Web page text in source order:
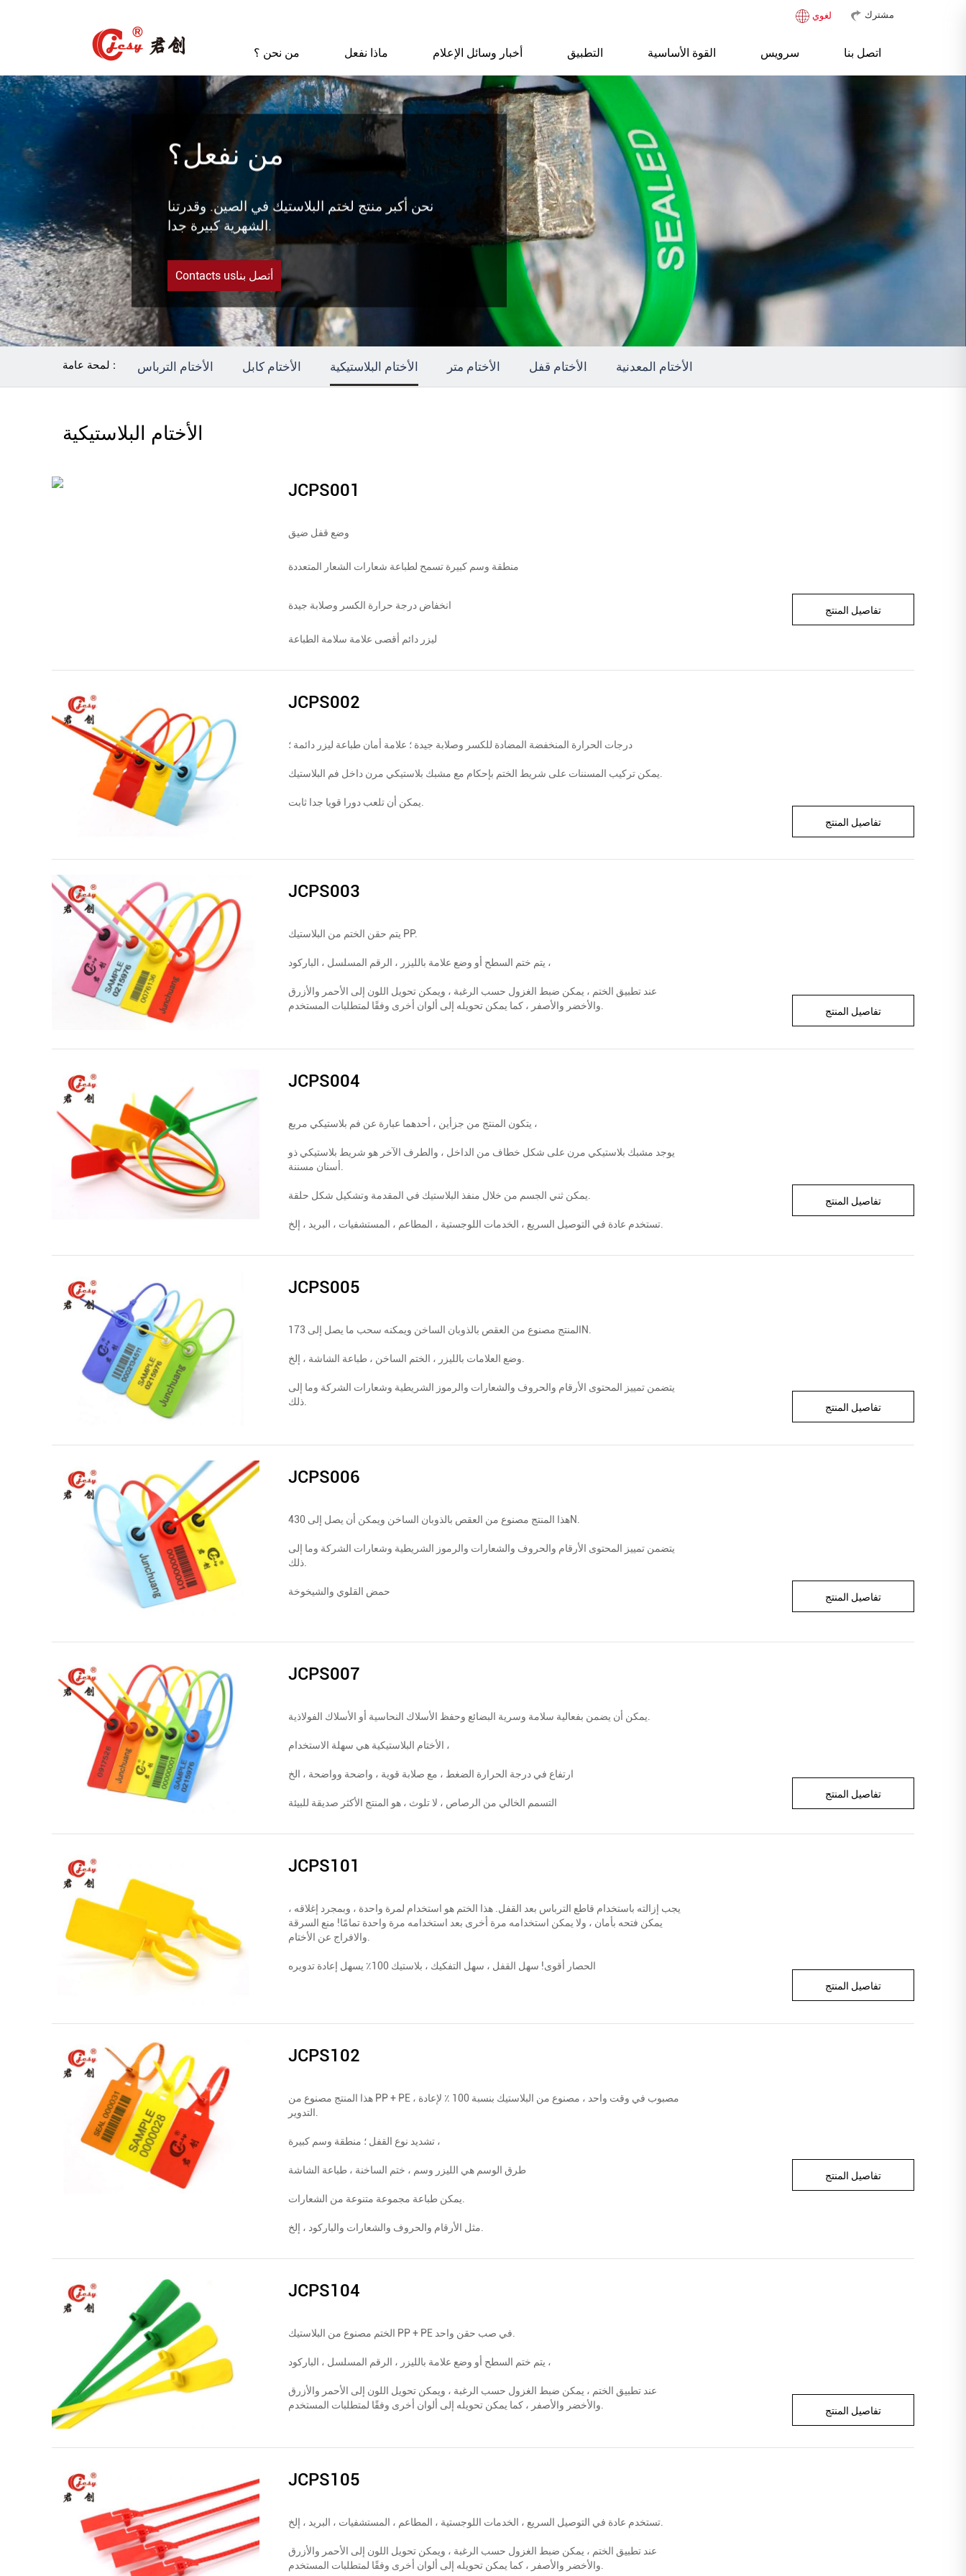
مشترك لغوي
من نحن ؟ ماذا نفعل أخبار وسائل الإعلام التطبيق القوة الأساسية سرویس اتصل بنا
من نفعل؟
نحن أكبر منتج لختم البلاستيك في الصين. وقدرتنا
الشهرية كبيرة جدا.
Contacts usأتصل بنا
لمحة عامة : الأختام الترباس الأختام كابل الأختام البلاستيكية الأختام متر الأختام قفل الأختام المعدنية
الأختام البلاستيكية
JCPS001
وضع قفل ضيق
منطقة وسم كبيرة تسمح لطباعة شعارات الشعار المتعددة
انخفاض درجة حرارة الكسر وصلابة جيدة
ليزر دائم أقصى علامة سلامة الطباعة
تفاصيل المنتج
JCPS002
درجات الحرارة المنخفضة المضادة للكسر وصلابة جيدة ؛ علامة أمان طباعة ليزر دائمة ؛
تفاصيل المنتج
JCPS003
يتم حقن الختم من البلاستيك PP.
يتم ختم السطح أو وضع علامة بالليزر ، الرقم المسلسل ، الباركود ،
عند تطبيق الختم ، يمكن ضبط الغزول حسب الرغبة ، ويمكن تحويل اللون إلى الأحمر والأزرق
والأخضر والأصفر ، كما يمكن تحويله إلى ألوان أخرى وفقًا لمتطلبات المستخدم.
تفاصيل المنتج
JCPS004
يتكون المنتج من جزأين ، أحدهما عبارة عن فم بلاستيكي مربع ،
يوجد مشبك بلاستيكي مرن على شكل خطاف من الداخل ، والطرف الآخر هو شريط بلاستيكي ذو
تفاصيل المنتج
JCPS005
المنتج مصنوع من العقص بالذوبان الساخن ويمكنه سحب ما يصل إلى 173N.
يتضمن تمييز المحتوى الأرقام والحروف والشعارات والرموز الشريطية وشعارات الشركة وما إلى
تفاصيل المنتج
JCPS006
هذا المنتج مصنوع من العقص بالذوبان الساخن ويمكن أن يصل إلى 430N.
يتضمن تمييز المحتوى الأرقام والحروف والشعارات والرموز الشريطية وشعارات الشركة وما إلى
حمض القلوي والشيخوخة تفاصيل المنتج
JCPS007
الأختام البلاستيكية هي سهلة الاستخدام ،
ارتفاع في درجة الحرارة الضغط ، مع صلابة قوية ، واضحة وواضحة ، الخ
التسمم الخالي من الرصاص ، لا تلوث ، هو المنتج الأكثر صديقة للبيئة
تفاصيل المنتج
JCPS101
يجب إزالته باستخدام قاطع الترباس بعد القفل. هذا الختم هو استخدام لمرة واحدة ، وبمجرد إغلاقه ،
يمكن فتحه بأمان ، ولا يمكن استخدامه مرة أخرى بعد استخدامه مرة واحدة تمامًا! منع السرقة
الحصار أقوى! سهل القفل ، سهل التفكيك ، بلاستيك 100٪ يسهل إعادة تدويره
تفاصيل المنتج
JCPS102
هذا المنتج مصنوع من PP + PE ، مصبوب في وقت واحد ، مصنوع من البلاستيك بنسبة 100 ٪ لإعادة
تشديد نوع القفل ؛ منطقة وسم كبيرة ،
طرق الوسم هي الليزر وسم ، ختم الساخنة ، طباعة الشاشة تفاصيل المنتج
JCPS104
يتم ختم السطح أو وضع علامة بالليزر ، الرقم المسلسل ، الباركود ،
عند تطبيق الختم ، يمكن ضبط الغزول حسب الرغبة ، ويمكن تحويل اللون إلى الأحمر والأزرق
تفاصيل المنتج
JCPS105
تستخدم عادة في التوصيل السريع ، الخدمات اللوجستية ، المطاعم ، المستشفيات ، البريد ، إلخ.
عند تطبيق الختم ، يمكن ضبط الغزول حسب الرغبة ، ويمكن تحويل اللون إلى الأحمر والأزرق
والأخضر والأصفر ، كما يمكن تحويله إلى ألوان أخرى وفقًا لمتطلبات المستخدم.